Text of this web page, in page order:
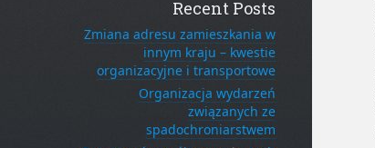
Recent Posts
Zmiana adresu zamieszkania w
innym kraju – kwestie
organizacyjne i transportowe
Organizacja wydarzeń
związanych ze
spadochroniarstwem